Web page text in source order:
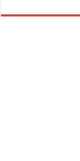
at ittc